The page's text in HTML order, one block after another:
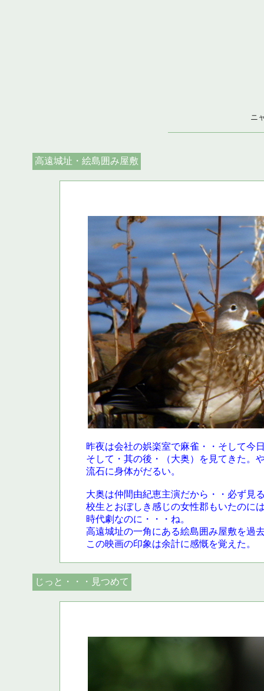
ニ
高遠城址・絵島囲み屋敷
昨夜は会社の娯楽室で麻雀・・そして今
そして・其の後・（大奥）を見てきた。
流石に身体がだるい。
大奥は仲間由紀恵主演だから・・必ず見
校生とおぼしき感じの女性郡もいたのに
時代劇なのに・・・ね。
高遠城址の一角にある絵島囲み屋敷を過
この映画の印象は余計に感慨を覚えた。
じっと・・・見つめて